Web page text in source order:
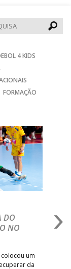
4 KIDS
FORMAÇÃO
DO
NO
um
da